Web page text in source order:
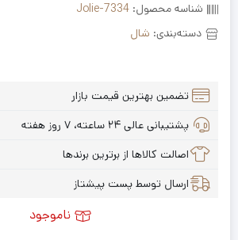
شناسه محصول: Jolie-7334
دسته‌بندی: شال
تضمین بهترین قیمت بازار
پشتیبانی عالی ۲۴ ساعته، ۷ روز هفته
اصالت کالاها از برترین برندها
ارسال توسط پست پیشتاز
ناموجود